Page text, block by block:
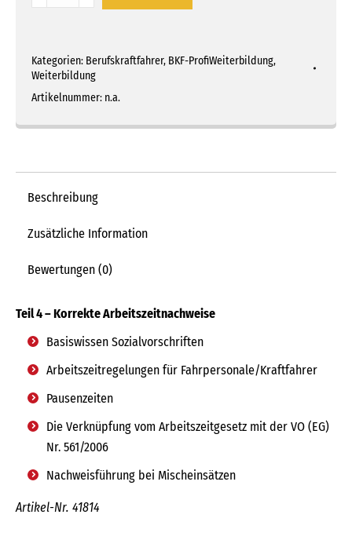
-
Korrekte
Arbeitszeitnachweise
Menge
Kategorien: Berufskraftfahrer, BKF-ProfiWeiterbildung,
Weiterbildung
Artikelnummer: n.a.
Beschreibung
Zusätzliche Information
Bewertungen (0)
Teil 4 – Korrekte Arbeitszeitnachweise
Basiswissen Sozialvorschriften
Arbeitszeitregelungen für Fahrpersonale/Kraftfahrer
Pausenzeiten
Die Verknüpfung vom Arbeitszeitgesetz mit der VO (EG)
Nr. 561/2006
Nachweisführung bei Mischeinsätzen
Artikel-Nr. 41814